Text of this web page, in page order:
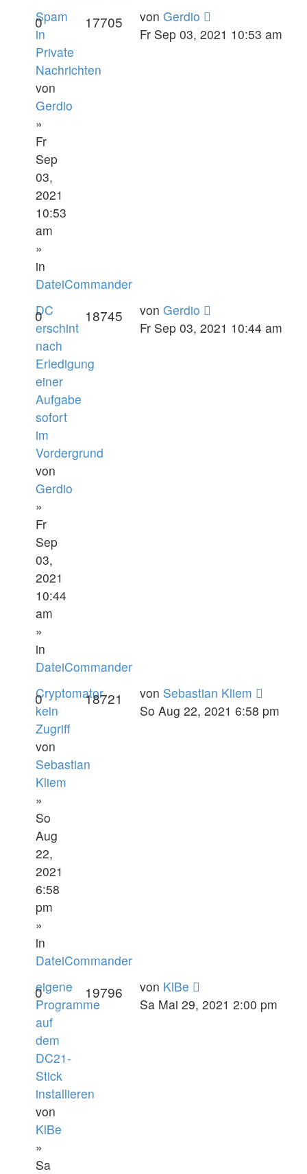
Spam
in
Private
Nachrichten
von
Gerdio
»
Fr
Sep
03,
2021
10:53
am
»
in
DateiCommander
0 17705 von Gerdio
Fr Sep 03, 2021 10:53 am
DC
erschint
nach
Erledigung
einer
Aufgabe
sofort
im
Vordergrund
von
Gerdio
»
Fr
Sep
03,
2021
10:44
am
»
in
DateiCommander
0 18745 von Gerdio
Fr Sep 03, 2021 10:44 am
Cryptomator
kein
Zugriff
von
Sebastian
Kliem
»
So
Aug
22,
2021
6:58
pm
»
in
DateiCommander
0 18721 von Sebastian Kliem
So Aug 22, 2021 6:58 pm
eigene
Programme
auf
dem
DC21-
Stick
installieren
von
KlBe
»
Sa
0 19796 von KlBe
Sa Mai 29, 2021 2:00 pm